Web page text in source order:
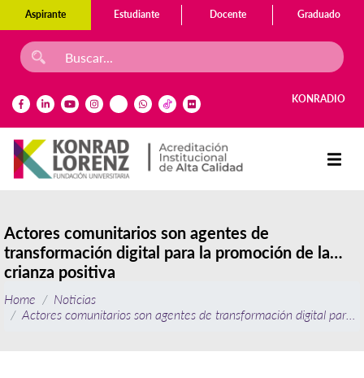
Aspirante Estudiante Docente Graduado
KONRADIO
Actores comunitarios son agentes de
transformación digital para la promoción de la
crianza positiva
Home
Noticias
Actores comunitarios son agentes de transformación digital para